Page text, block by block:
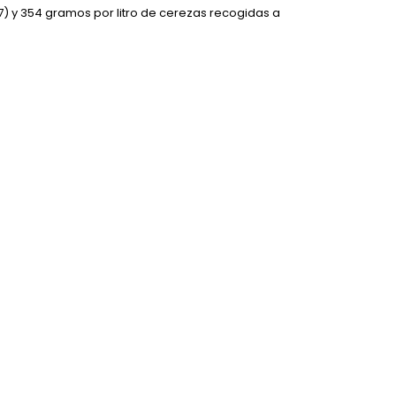
y 354 gramos por litro de cerezas recogidas a